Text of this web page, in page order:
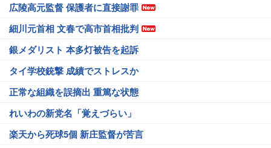
広陵高元監督 保護者に直接謝罪
細川元首相 文春で高市首相批判
銀メダリスト 本多灯被告を起訴
タイ学校銃撃 成績でストレスか
正常な組織を誤摘出 重篤な状態
れいわの新党名「覚えづらい」
楽天から死球5個 新庄監督が苦言